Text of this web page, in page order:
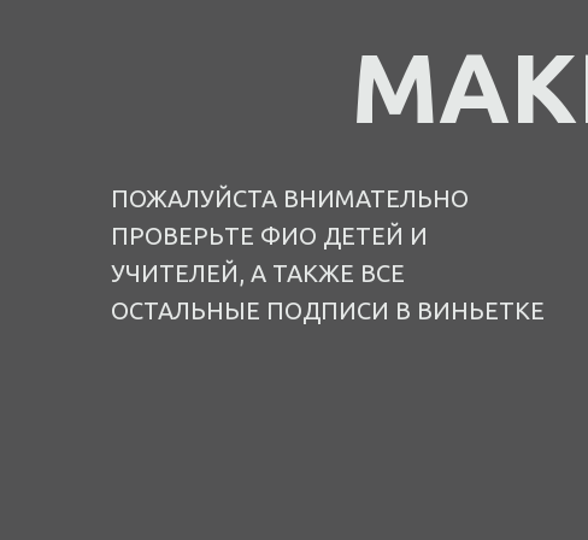
ПОЖАЛУЙСТА ВНИМАТЕЛЬНО
ПРОВЕРЬТЕ ФИО ДЕТЕЙ И
УЧИТЕЛЕЙ, А ТАКЖЕ ВСЕ
ОСТАЛЬНЫЕ ПОДПИСИ В ВИНЬЕТКЕ